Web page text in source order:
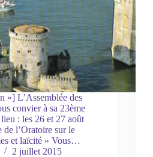
»] L’Assemblée des
convier à sa 23ème
: les 26 et 27 août
de l’Oratoire sur le
et laïcité » Vous…
2 juillet 2015